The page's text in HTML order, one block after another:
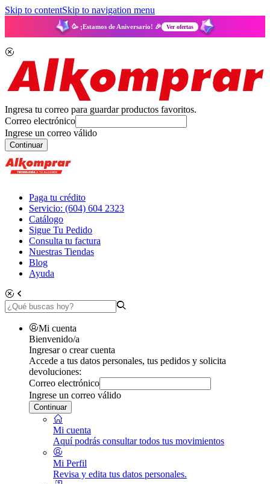
Skip to contentSkip to navigation menu
🥳 ¡Estamos de Aniversario! 🎉 Ver ofertas
Ingresa tu correo para guardar productos favoritos.
Correo electrónico
Ingrese un correo válido
Continuar
Paga tu crédito
Servicio: (604) 604 2323
Catálogo
Sigue Tu Pedido
Consulta tu factura
Nuestras Tiendas
Blog
Ayuda
Mi cuenta
Bienvenido/a
Ingresar o crear cuenta
Accede a tus datos personales, tus pedidos y solicita
devoluciones:
Correo electrónico
Ingrese un correo válido
Continuar
Mi cuenta
Aquí podrás consultar todos tus movimientos
Mi Perfil
Revisa y edita tus datos personales.